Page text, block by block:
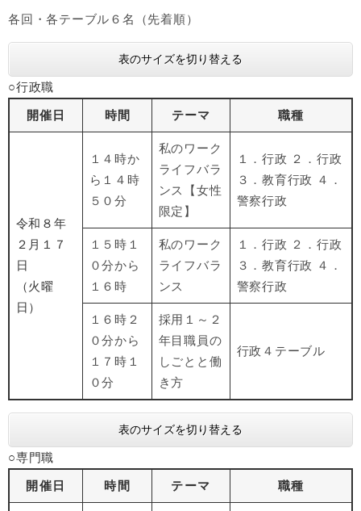
各回・各テーブル６名（先着順）
表のサイズを切り替える
○行政職
開催日 時間 テーマ 職種
令和８年
２月１７
日
（火曜
日）
１４時か
ら１４時
５０分
私のワーク
ライフバラ
ンス【女性
限定】
１．行政 ２．行政
３．教育行政 ４．
警察行政
１５時１
０分から
１６時
私のワーク
ライフバラ
ンス
１．行政 ２．行政
３．教育行政 ４．
警察行政
１６時２
０分から
１７時１
０分
採用１～２
年目職員の
しごとと働
き方
行政４テーブル
表のサイズを切り替える
○専門職
開催日 時間 テーマ 職種